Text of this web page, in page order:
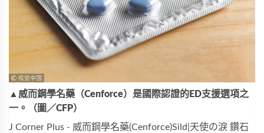
▲威而鋼學名藥（Cenforce）是國際認證的ED支援選項之
一。（圖／CFP）
J Corner Plus - 威而鋼學名藥(Cenforce)Sild|天使の淚 鑽石